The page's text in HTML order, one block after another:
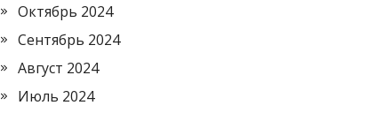
Октябрь 2024
Сентябрь 2024
Август 2024
Июль 2024